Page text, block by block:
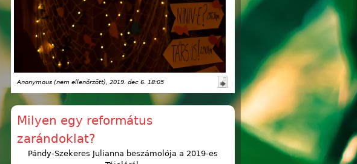
Anonymous (nem ellenőrzött) , 2019. dec 6. 18:05
Milyen egy református
zarándoklat?
Pándy-Szekeres Julianna beszámolója a 2019-es